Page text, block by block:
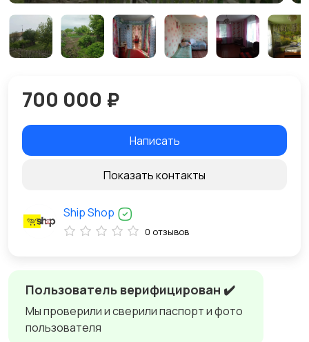
Пользователь верифицирован ✔️
Мы проверили и сверили паспорт и фото
пользователя
700 000 ₽
Написать
Показать контакты
Ship Shop
0 отзывов